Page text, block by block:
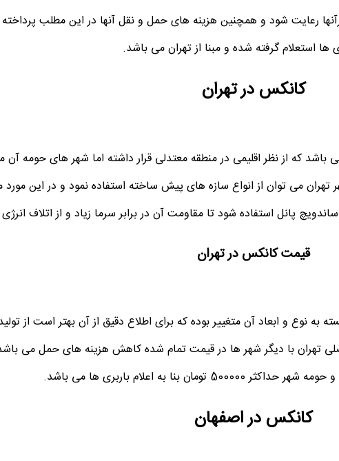
رعایت شود و همچنین هزینه های حمل و نقل آنها در این مطلب
استعلام گرفته شده و مبنا از تهران می باشد.
کانکس در تهران
که از نظر اقلیمی در منطقه معتدلی قرار داشته اما شهر های حومه آن
می توان از انواع سازه های پیش ساخته استفاده نمود و در این
پانل استفاده شود تا مقاومت آن در برابر سرما زیاد و از اتلاف
قیمت کانکس در تهران
به نوع و ابعاد آن متغییر بوده که برای اطلاع دقیق از آن بهتر است از
تهران با دیگر شهر ها در قیمت تمام شده کاهش هزینه های حمل می
کانکس در اصفهان